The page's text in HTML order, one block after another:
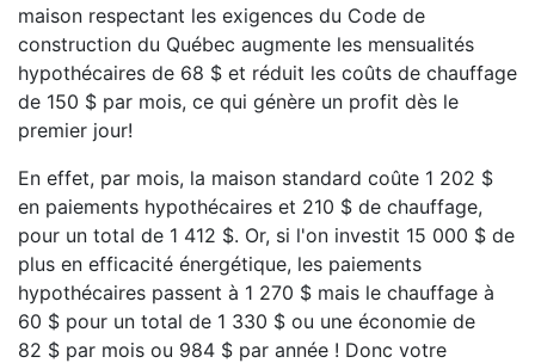
maison respectant les exigences du Code de
construction du Québec augmente les mensualités
hypothécaires de 68 $ et réduit les coûts de chauffage
de 150 $ par mois, ce qui génère un profit dès le
premier jour!
En effet, par mois, la maison standard coûte 1 202 $
en paiements hypothécaires et 210 $ de chauffage,
pour un total de 1 412 $. Or, si l'on investit 15 000 $ de
plus en efficacité énergétique, les paiements
hypothécaires passent à 1 270 $ mais le chauffage à
60 $ pour un total de 1 330 $ ou une économie de
82 $ par mois ou 984 $ par année ! Donc votre